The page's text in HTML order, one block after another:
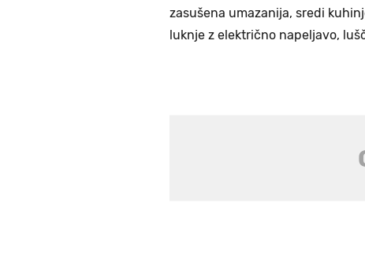
zasušena umazanija, sredi
luknje z električno napeljavo,